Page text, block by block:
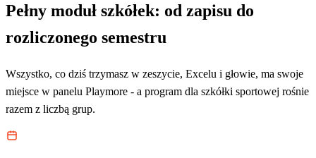
Pełny moduł szkółek: od zapisu do
rozliczonego semestru
Wszystko, co dziś trzymasz w zeszycie, Excelu i głowie, ma swoje
miejsce w panelu Playmore - a program dla szkółki sportowej rośnie
razem z liczbą grup.